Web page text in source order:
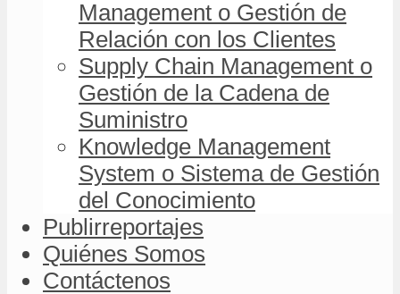
Management o Gestión de
Relación con los Clientes
Supply Chain Management o
Gestión de la Cadena de
Suministro
Knowledge Management
System o Sistema de Gestión
del Conocimiento
Publirreportajes
Quiénes Somos
Contáctenos